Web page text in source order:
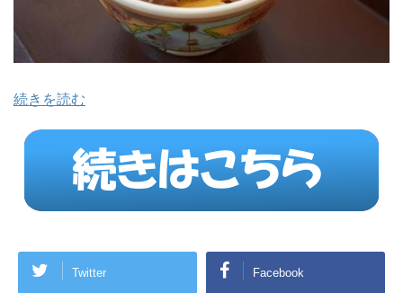
続きを読む
Twitter Facebook